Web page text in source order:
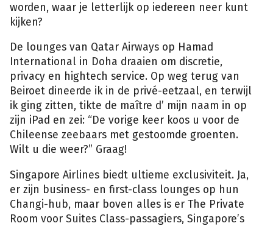
worden, waar je letterlijk op iedereen neer kunt
kijken?
De lounges van Qatar Airways op Hamad
International in Doha draaien om discretie,
privacy en hightech service. Op weg terug van
Beiroet dineerde ik in de privé-eetzaal, en terwijl
ik ging zitten, tikte de maître d’ mijn naam in op
zijn iPad en zei: “De vorige keer koos u voor de
Chileense zeebaars met gestoomde groenten.
Wilt u die weer?” Graag!
Singapore Airlines biedt ultieme exclusiviteit. Ja,
er zijn business- en first-class lounges op hun
Changi-hub, maar boven alles is er The Private
Room voor Suites Class-passagiers, Singapore’s